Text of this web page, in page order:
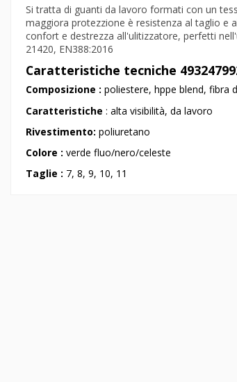
Si tratta di guanti da lavoro formati con un
maggiora protezzione è resistenza al taglio e
confort e destrezza all'ulitizzatore, perfetti
21420, EN388:2016
Caratteristiche tecniche
Composizione : poliestere, hppe blend, fibra
Caratteristiche : alta visibilità, da lavoro
Rivestimento: poliuretano
Colore : verde fluo/nero/celeste
Taglie : 7, 8, 9, 10, 11